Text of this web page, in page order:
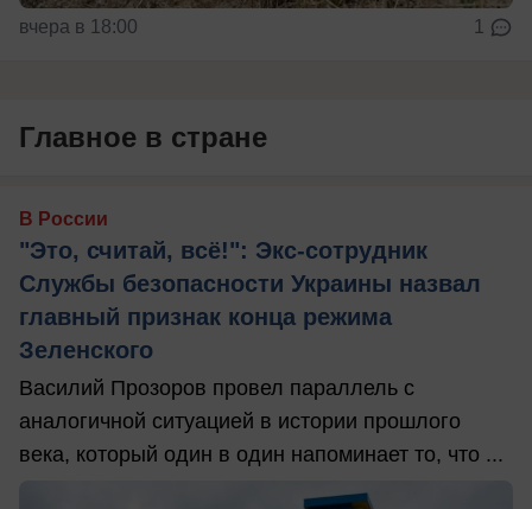
вчера в 18:00 1
Главное в стране
В России
"Это, считай, всё!": Экс-сотрудник
Службы безопасности Украины назвал
главный признак конца режима
Зеленского
Василий Прозоров провел параллель с
аналогичной ситуацией в истории прошлого
века, который один в один напоминает то, что ...